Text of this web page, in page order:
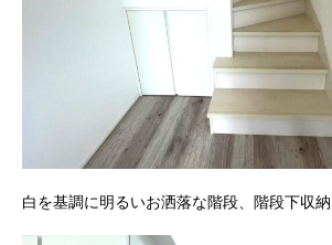
白を基調に明るいお洒落な階段、階段下収納